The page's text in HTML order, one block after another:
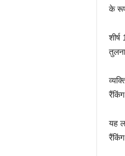
के रूप
यह